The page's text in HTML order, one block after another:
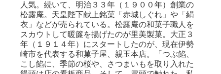
人気。続いて、明治３３年（１９００年）創業の
松露庵。天皇陛下献上銘菓「赤城しぐれ」や「絹
衣」などが売られている。松露庵の和菓子職人を
スカウトして暖簾を揚げたのが里美製菓。大正３
年（１９１４年）にスタートしたのが、現在伊勢
崎市を代表する和菓子屋、親玉本店。「つぶ餡、
こし餡に、季節の桜や、さつまいもを取り入れた